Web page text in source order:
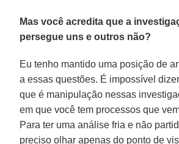
Mas você acredita que a
persegue uns e outros não?
Eu tenho mantido uma posição de
a essas questões. É impossível
que é manipulação nessas
em que você tem processos que
Para ter uma análise fria e não
preciso olhar apenas do ponto de